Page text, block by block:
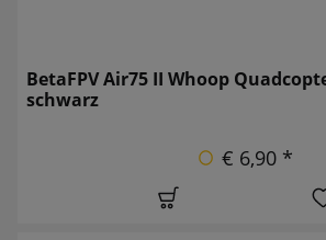
BetaFPV Air75 II Whoop
schwarz
€ 6,90 *